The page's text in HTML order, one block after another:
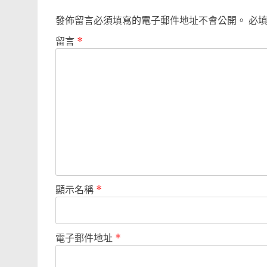
發佈留言必須填寫的電子郵件地址不會公開。 必
留言 *
顯示名稱 *
電子郵件地址 *